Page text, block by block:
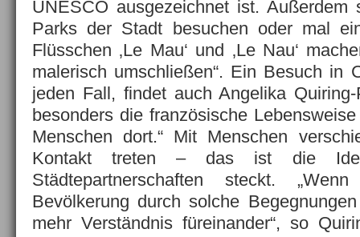
UNESCO ausgezeichnet ist. Außerdem
Parks der Stadt besuchen oder mal
Flüsschen ‚Le Mau‘ und ‚Le Nau‘
malerisch umschließen“. Ein Besuch in
jeden Fall, findet auch Angelika
besonders die französische
Menschen dort.“ Mit Menschen
Kontakt treten – das ist die
Städtepartnerschaften steckt.
Bevölkerung durch solche
mehr Verständnis füreinander“, so